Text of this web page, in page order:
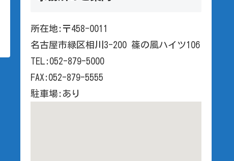
所在地:〒458-0011
名古屋市緑区相川3-200 篠の風ハイツ106
TEL:052-879-5000
FAX:052-879-5555
駐車場:あり